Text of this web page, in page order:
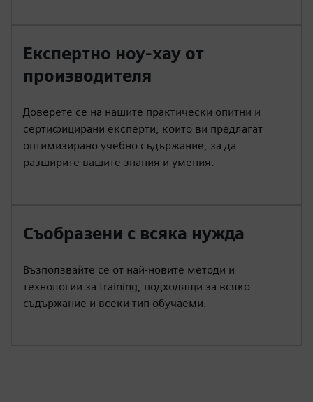
Експертно ноу-хау от
производителя
Доверете се на нашите практически опитни и
сертифицирани експерти, които ви предлагат
оптимизирано учебно съдържание, за да
разширите вашите знания и умения.
Съобразени с всяка нужда
Възползвайте се от най-новите методи и
технологии за training, подходящи за всяко
съдържание и всеки тип обучаеми.